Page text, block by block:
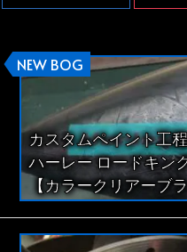
NEW BOG
カスタムペイント工
ハーレー ロードキン
【カラークリアーブ